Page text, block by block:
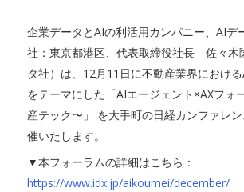
企業データとAIの利活用カンパニー、AIデ
社：東京都港区、代表取締役社長 佐々木
タ社）は、12月11日に不動産業界におけ
をテーマにした「AIエージェント×AXフォ
産テック〜」 を大手町の日経カンファレ
催いたします。
▼本フォーラムの詳細はこちら：
https://www.idx.jp/aikoumei/december/